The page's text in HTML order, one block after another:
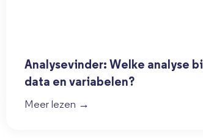
Analysevinder: Welke analyse
data en variabelen?
Meer lezen →